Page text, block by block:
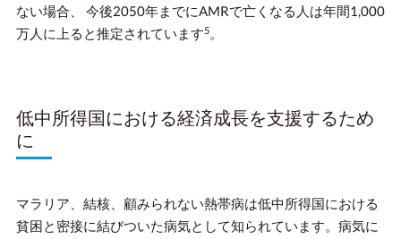
ない場合、 今後2050年までにAMRで亡くなる人は年間1,000
万人に上ると推定されています5。
低中所得国における経済成長を支援するため
に
マラリア、結核、顧みられない熱帯病は低中所得国における
貧困と密接に結びついた病気として知られています。病気に